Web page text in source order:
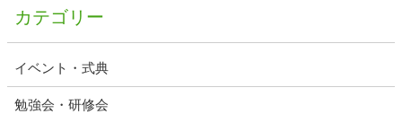
カテゴリー
イベント・式典
勉強会・研修会